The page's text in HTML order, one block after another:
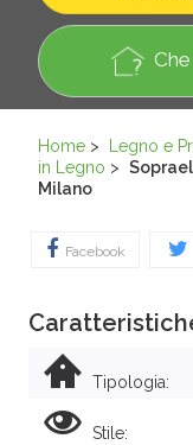
Home > Legno e
in Legno >
Milano
Facebook
Tipologia:
Stile: